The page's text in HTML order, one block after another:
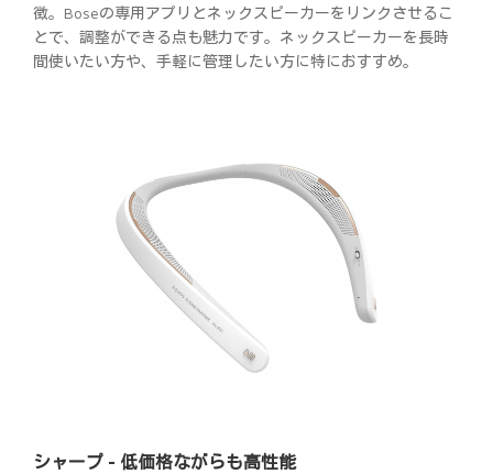
徴。Boseの専用アプリとネックスピーカーをリンクさせるこ
とで、調整ができる点も魅力です。ネックスピーカーを長時
間使いたい方や、手軽に管理したい方に特におすすめ。
シャープ - 低価格ながらも高性能